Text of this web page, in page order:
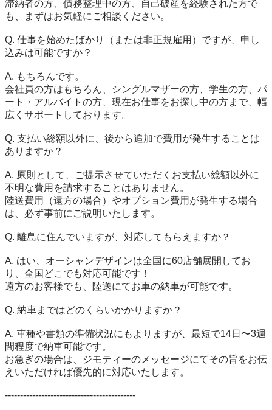
滞納者の方、債務整理中の方、自己破産を経験された方で
も、まずはお気軽にご相談ください。
Q. 仕事を始めたばかり（または非正規雇用）ですが、申し
込みは可能ですか？
A. もちろんです。
会社員の方はもちろん、シングルマザーの方、学生の方、パ
ート・アルバイトの方、現在お仕事をお探し中の方まで、幅
広くサポートしております。
Q. 支払い総額以外に、後から追加で費用が発生することは
ありますか？
A. 原則として、ご提示させていただくお支払い総額以外に
不明な費用を請求することはありません。
陸送費用（遠方の場合）やオプション費用が発生する場合
は、必ず事前にご説明いたします。
Q. 離島に住んでいますが、対応してもらえますか？
A. はい、オーシャンデザインは全国に60店舗展開してお
り、全国どこでも対応可能です！
遠方のお客様でも、陸送にてお車の納車が可能です。
Q. 納車まではどのくらいかかりますか？
A. 車種や書類の準備状況にもよりますが、最短で14日〜3週
間程度で納車可能です。
お急ぎの場合は、ジモティーのメッセージにてその旨をお伝
えいただければ優先的に対応いたします。
-------------------------------------------